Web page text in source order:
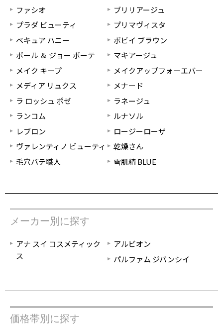
ファシオ
ブリリアージュ
プラダ ビューティ
プリマヴィスタ
ベキュア ハニー
ボビイ ブラウン
ポール ＆ ジョー ボーテ
マキアージュ
メイク キープ
メイクアップフォーエバー
メディア リュクス
メナード
ラ ロッシュ ポゼ
ラネージュ
ランコム
ルナソル
レブロン
ロージーローザ
ヴァレンティノ ビューティ
乾燥さん
毛穴パテ職人
雪肌精 BLUE
メーカー別に探す
アナ スイ コスメティック
ス
アルビオン
パルファム ジバンシイ
価格帯別に探す